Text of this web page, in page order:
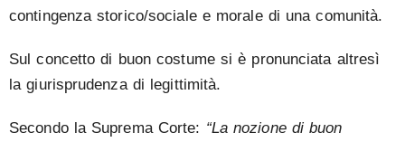
contingenza storico/sociale e morale di una comunità.
Sul concetto di buon costume si è pronunciata altresì
la giurisprudenza di legittimità.
Secondo la Suprema Corte: “La nozione di buon